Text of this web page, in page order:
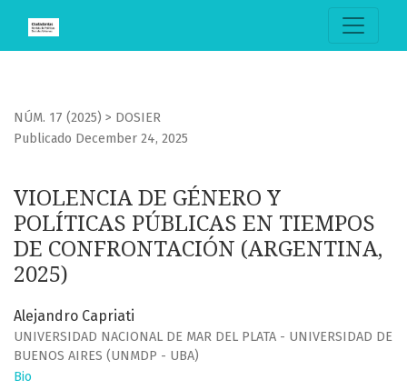
NÚM. 17 (2025) > DOSIER
VIOLENCIA DE GÉNERO Y
POLÍTICAS PÚBLICAS EN TIEMPOS
DE CONFRONTACIÓN (ARGENTINA,
2025)
Publicado December 24, 2025
Alejandro Capriati
UNIVERSIDAD NACIONAL DE MAR DEL PLATA - UNIVERSIDAD DE
BUENOS AIRES (UNMDP - UBA)
Bio